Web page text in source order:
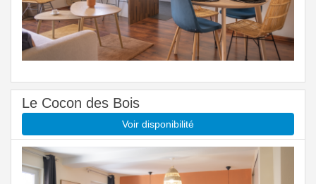
Le Cocon des Bois
Voir disponibilité